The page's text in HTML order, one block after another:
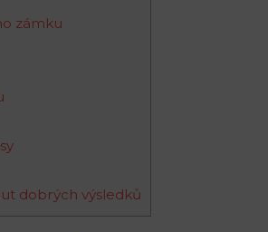
zámku
dobrých výsledků